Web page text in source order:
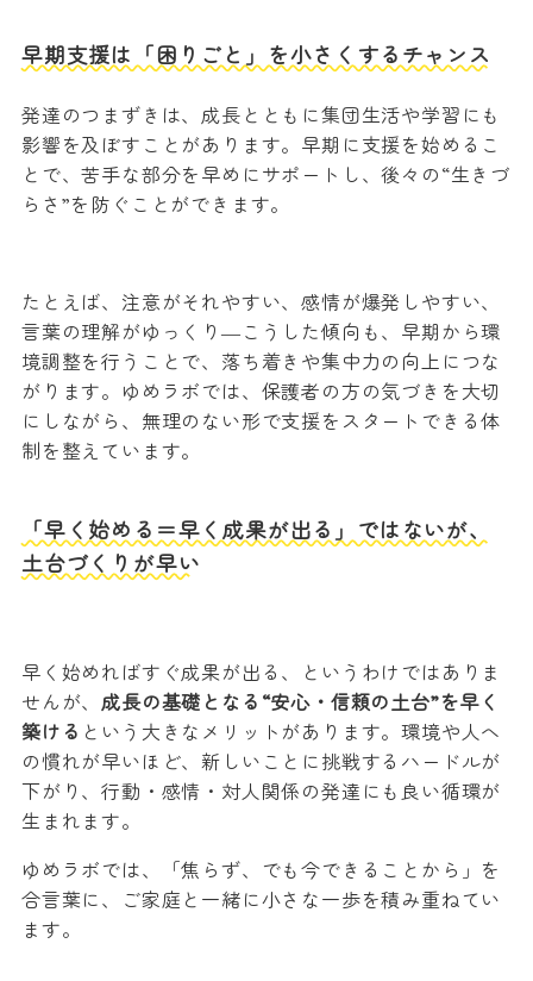
早期支援は「困りごと」を小さくするチャンス
発達のつまずきは、成長とともに集団生活や学習にも
影響を及ぼすことがあります。早期に支援を始めるこ
とで、苦手な部分を早めにサポートし、後々の“生きづ
らさ”を防ぐことができます。
たとえば、注意がそれやすい、感情が爆発しやすい、
言葉の理解がゆっくり―こうした傾向も、早期から環
境調整を行うことで、落ち着きや集中力の向上につな
がります。ゆめラボでは、保護者の方の気づきを大切
にしながら、無理のない形で支援をスタートできる体
制を整えています。
「早く始める＝早く成果が出る」ではないが、
土台づくりが早い
早く始めればすぐ成果が出る、というわけではありま
せんが、成長の基礎となる“安心・信頼の土台”を早く
築ける という大きなメリットがあります。環境や人へ
の慣れが早いほど、新しいことに挑戦するハードルが
下がり、行動・感情・対人関係の発達にも良い循環が
生まれます。
ゆめラボでは、「焦らず、でも今できることから」を
合言葉に、ご家庭と一緒に小さな一歩を積み重ねてい
ます。